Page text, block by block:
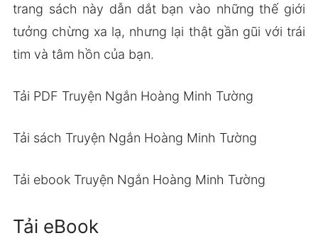
trang sách này dẫn dắt bạn vào những thế giới
tưởng chừng xa lạ, nhưng lại thật gần gũi với trái
tim và tâm hồn của bạn.
Tải PDF Truyện Ngắn Hoàng Minh Tường
Tải sách Truyện Ngắn Hoàng Minh Tường
Tải ebook Truyện Ngắn Hoàng Minh Tường
Tải eBook